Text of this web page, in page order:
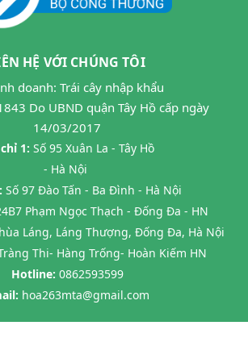
HỆ VỚI CHÚNG TÔI
doanh: Trái cây nhập khẩu
Do UBND quận Tây Hồ cấp ngày
14/03/2017
1: Số 95 Xuân La - Tây Hồ
- Hà Nội
Số 97 Đào Tấn - Ba Đình - Hà Nội
Phạm Ngọc Thạch - Đống Đa - HN
Láng, Láng Thượng, Đống Đa, Hà Nội
Thi- Hàng Trống- Hoàn Kiếm HN
Hotline: 0862593599
hoa263mta@gmail.com